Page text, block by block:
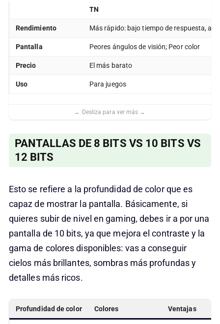
TN
Rendimiento Más rápido: bajo tiempo de respuesta,
Pantalla Peores ángulos de visión; Peor color
Precio El más barato
Uso Para juegos
PANTALLAS DE 8 BITS VS 10 BITS VS
12 BITS
Esto se refiere a la profundidad de color que es
capaz de mostrar la pantalla. Básicamente, si
quieres subir de nivel en gaming, debes ir a por una
pantalla de 10 bits, ya que mejora el contraste y la
gama de colores disponibles: vas a conseguir
cielos más brillantes, sombras más profundas y
detalles más ricos.
Profundidad de color Colores Ventajas